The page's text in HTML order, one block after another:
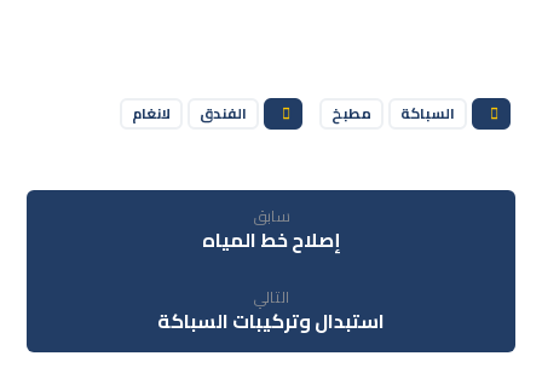
السباكة مطبخ الفندق لانغام
سابق
إصلاح خط المياه
التالي
استبدال وتركيبات السباكة